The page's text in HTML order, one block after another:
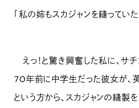
「私の姉もスカジャンを縫っていた
えっ！と驚き興奮した私に、サ
70年前に中学生だった彼女が、
という方から、スカジャンの縫製